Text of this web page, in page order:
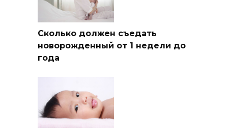
Сколько должен съедать
новорожденный от 1 недели до
года